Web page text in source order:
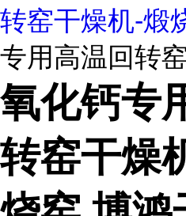
转窑干燥机-煅
专用高温回转
氧化钙专
转窑干燥